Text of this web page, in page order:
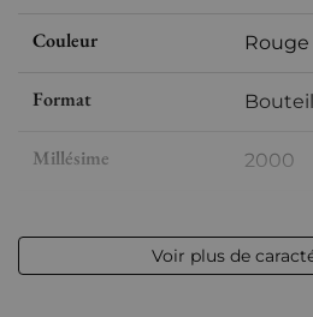
Couleur Rouge
Format
Millésime 2000
Appellation Saint-
Voir plus de